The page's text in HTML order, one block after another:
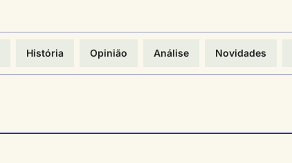
História Opinião Análise Novidades